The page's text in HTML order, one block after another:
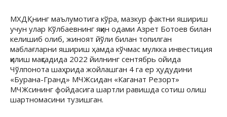
МХДҚнинг маълумотига кўра, мазкур фактни яшириш
учун улар Кўлбаевнинг яқин одами Азрет Ботоев билан
келишиб олиб, жиноят йўли билан топилган
маблағларни яшириш ҳамда кўчмас мулкка инвестиция
қилиш мақсадида 2022 йилнинг сентябрь ойида
Чўлпонота шаҳрида жойлашган 4 га ер ҳудудини
«Бурана-Гранд» МЧЖсидан «Каганат Резорт»
МЧЖсининг фойдасига шартли равишда сотиш олиш
шартномасини тузишган.